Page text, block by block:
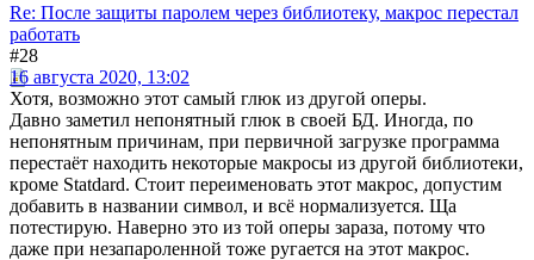
Re: После защиты паролем через библиотеку, макрос перестал
работать
#28
16 августа 2020, 13:02
Хотя, возможно этот самый глюк из другой оперы.
Давно заметил непонятный глюк в своей БД. Иногда, по
непонятным причинам, при первичной загрузке программа
перестаёт находить некоторые макросы из другой библиотеки,
кроме Statdard. Стоит переименовать этот макрос, допустим
добавить в названии символ, и всё нормализуется. Ща
потестирую. Наверно это из той оперы зараза, потому что
даже при незапароленной тоже ругается на этот макрос.